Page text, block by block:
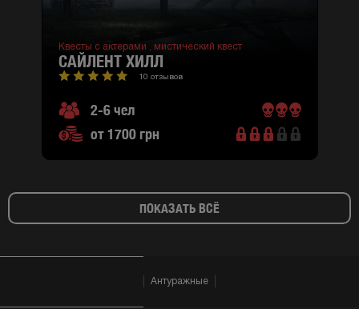
Квесты с актерами , мистический квест
САЙЛЕНТ ХИЛЛ
10 отзывов
2-6 чел
от 1700 грн
ПОКАЗАТЬ ВСЁ
Антуражные